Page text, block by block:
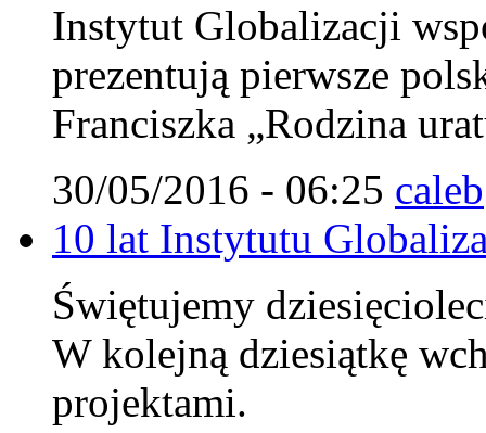
Instytut Globalizacji
prezentują pierwsze
Franciszka „Rodzina
30/05/2016 - 06:25 caleb
10 lat Instytutu
Świętujemy
W kolejną dziesiątkę
projektami.